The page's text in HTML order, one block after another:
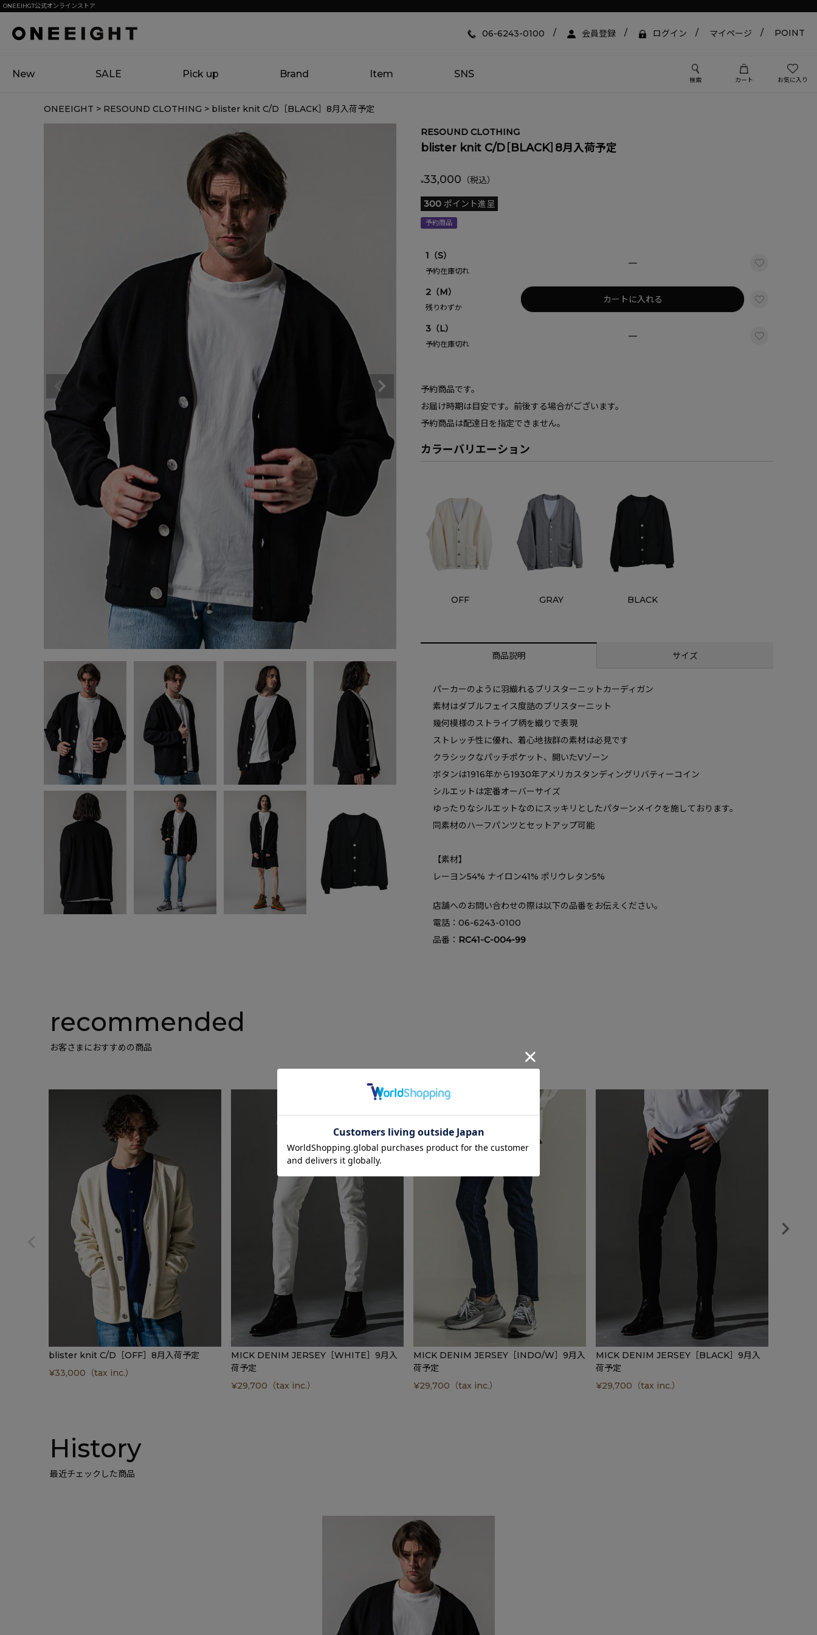
ONEEIHGT公式オンラインストア
06-6243-0100 会員登録 ログイン マイページ POINT
New SALE Pick up Brand Item SNS
検索 カート お気に入り
ONEEIGHT RESOUND CLOTHING blister knit C/D［BLACK］8月入荷予定
RESOUND CLOTHING
blister knit C/D［BLACK］8月入荷予定
¥33,000
300 ポイント進呈
予約商品
1（S）
予約在庫切れ
—
2（M）
残りわずか
カートに入れる
3（L）
予約在庫切れ
—
予約商品です。
お届け時期は目安です。前後する場合がございます。
予約商品は配達日を指定できません。
カラーバリエーション
OFF GRAY BLACK
商品説明 サイズ
パーカーのように羽織れるブリスターニットカーディガン
素材はダブルフェイス度詰のブリスターニット
幾何模様のストライプ柄を織りで表現
ストレッチ性に優れ、着心地抜群の素材は必見です
クラシックなパッチポケット、開いたVゾーン
ボタンは1916年から1930年アメリカスタンディングリバティーコイン
シルエットは定番オーバーサイズ
ゆったりなシルエットなのにスッキリとしたパターンメイクを施しております。
同素材のハーフパンツとセットアップ可能
【素材】
レーヨン54% ナイロン41% ポリウレタン5%
店舗へのお問い合わせの際は以下の品番をお伝えください。
電話： 06-6243-0100
品番： RC41-C-004-99
recommended
お客さまにおすすめの商品
blister knit C/D［OFF］8月入荷予定
¥33,000 （tax inc.）
MICK DENIM JERSEY［WHITE］9月入
荷予定
¥29,700 （tax inc.）
MICK DENIM JERSEY［INDO/W］9月入
荷予定
¥29,700 （tax inc.）
MICK DENIM JERSEY［BLACK］9月入
荷予定
¥29,700 （tax inc.）
History
最近チェックした商品